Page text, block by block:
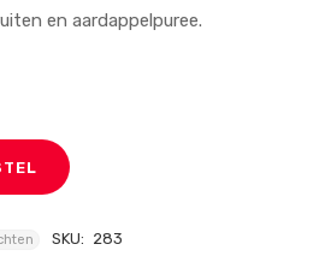
en aardappelpuree.
SKU: 283